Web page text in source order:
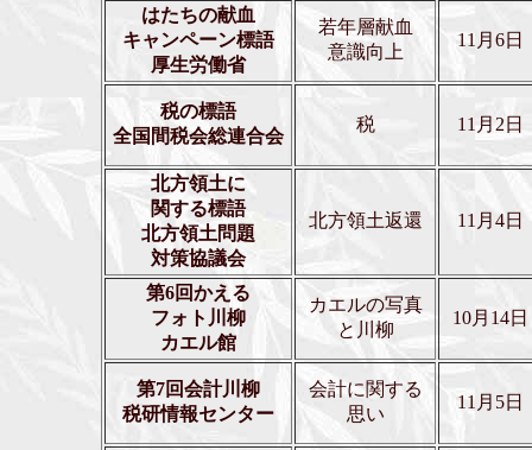
はたちの献血
キャンペーン標語
厚生労働省
若年層献血
意識向上
11月6日
税の標語
全国間税会総連合会
税 11月2日
北方領土に
関する標語
北方領土問題
対策協議会
北方領土返還 11月4日
第6回かえる
フォト川柳
カエル館
カエルの写真
と川柳
10月14日
第7回会計川柳
税研情報センター
会計に関する
思い
11月5日